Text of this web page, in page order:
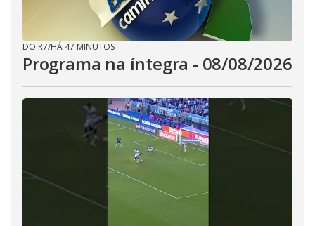
DO R7/HÁ 47 MINUTOS
Programa na íntegra - 08/08/2026